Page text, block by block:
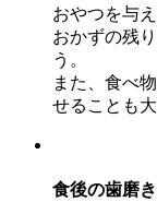
おやつを与
おかずの残
う。
また、食べ
せることも大
食後の歯磨